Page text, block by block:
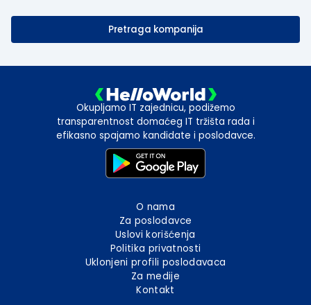
Pretraga kompanija
Okupljamo IT zajednicu, podižemo
transparentnost domaćeg IT tržišta rada i
efikasno spajamo kandidate i poslodavce.
O nama
Za poslodavce
Uslovi korišćenja
Politika privatnosti
Uklonjeni profili poslodavaca
Za medije
Kontakt